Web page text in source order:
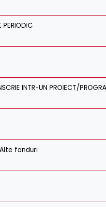
PERIODIC
INTR-UN PROIECT/
fonduri